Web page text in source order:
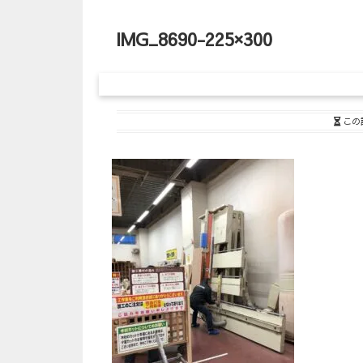
IMG_8690-225×300
この